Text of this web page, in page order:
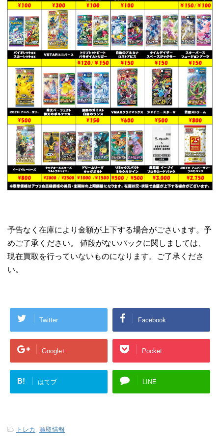
予告なく在庫により金額が上下する場合がごさいます。予
めご了承ください。 値段がないパックに関しましては、
現在買取を行っていないものになります。ご了承くださ
い。
Twitter Facebook
Google+ Pocket
B! はてブ LINE
- トレカ , 買取情報